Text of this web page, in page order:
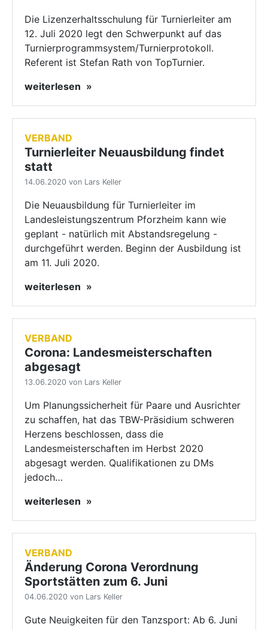
Die Lizenzerhaltsschulung für Turnierleiter am
12. Juli 2020 legt den Schwerpunkt auf das
Turnierprogrammsystem/Turnierprotokoll.
Referent ist Stefan Rath von TopTurnier.
weiterlesen
VERBAND
Turnierleiter Neuausbildung findet
statt
14.06.2020 von Lars Keller
Die Neuausbildung für Turnierleiter im
Landesleistungszentrum Pforzheim kann wie
geplant - natürlich mit Abstandsregelung -
durchgeführt werden. Beginn der Ausbildung ist
am 11. Juli 2020.
weiterlesen
VERBAND
Corona: Landesmeisterschaften
abgesagt
13.06.2020 von Lars Keller
Um Planungssicherheit für Paare und Ausrichter
zu schaffen, hat das TBW-Präsidium schweren
Herzens beschlossen, dass die
Landesmeisterschaften im Herbst 2020
abgesagt werden. Qualifikationen zu DMs
jedoch…
weiterlesen
VERBAND
Änderung Corona Verordnung
Sportstätten zum 6. Juni
04.06.2020 von Lars Keller
Gute Neuigkeiten für den Tanzsport: Ab 6. Juni